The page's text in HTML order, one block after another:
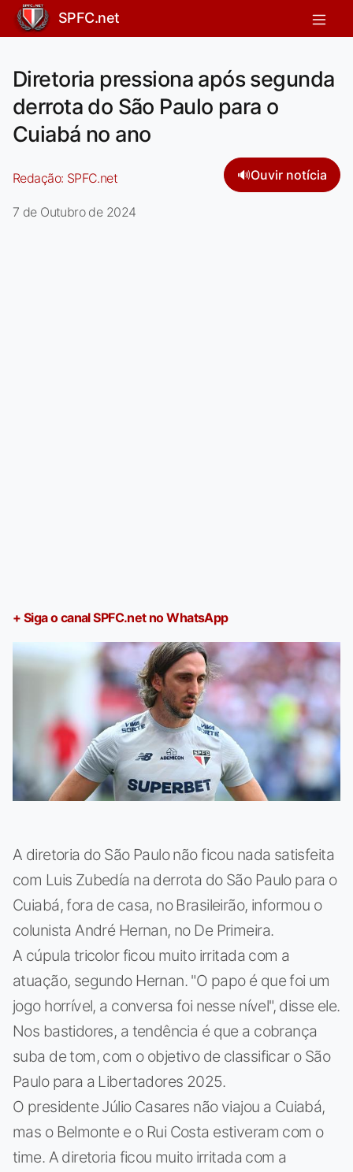
SPFC.net
Diretoria pressiona após segunda
derrota do São Paulo para o
Cuiabá no ano
Redação: SPFC.net 🔊Ouvir notícia
7 de Outubro de 2024
+ Siga o canal SPFC.net no WhatsApp
A diretoria do São Paulo não ficou nada satisfeita
com Luis Zubedía na derrota do São Paulo para o
Cuiabá, fora de casa, no Brasileirão, informou o
colunista André Hernan, no De Primeira.
A cúpula tricolor ficou muito irritada com a
atuação, segundo Hernan. "O papo é que foi um
jogo horrível, a conversa foi nesse nível", disse ele.
Nos bastidores, a tendência é que a cobrança
suba de tom, com o objetivo de classificar o São
Paulo para a Libertadores 2025.
O presidente Júlio Casares não viajou a Cuiabá,
mas o Belmonte e o Rui Costa estiveram com o
time. A diretoria ficou muito irritada com a